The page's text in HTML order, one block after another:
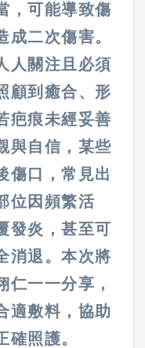
，可能導致傷
成二次傷害。
人關注且必須
顧到癒合、形
疤痕未經妥善
與自信，某些
傷口，常見出
位因頻繁活
發炎，甚至可
消退。本次將
仁一一分享，
適敷料，協助
確照護。